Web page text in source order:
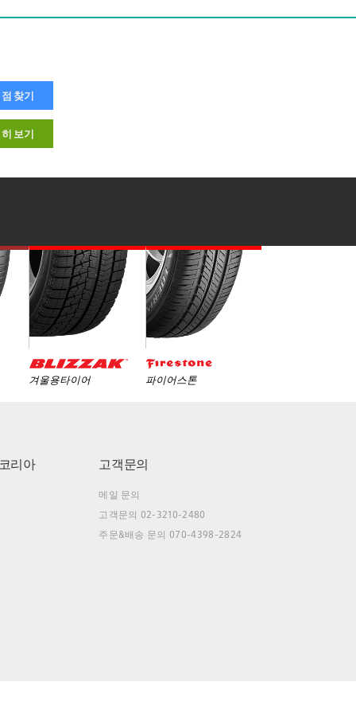
찾기
보기
겨울용타이어 파이어스톤
리아 고객문의
메일 문의
고객문의 02-3210-2480
주문&배송 문의 070-4398-2824